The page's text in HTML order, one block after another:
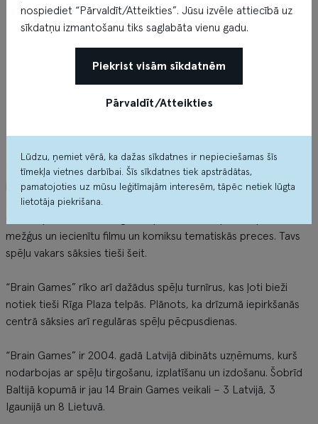
Par veikalu
“Brain Games” – labākais spēļu veikals Latvijā ar patiesi plašu
preču piedāvajumu. Šeit atrodamas spēles bērniem, ģimenēm,
draugu kompānijām, viesībām, kā arī dažādas āra spēles. Brain
mežģus un iecienītu filmu un komiksu tematiskās preces. Tavs
spēļu vakars sāksies tieši šeit.
“Brain Games” rīko arī dažādus spēļu turnīrus, kas ļoti bieži
notiek tieši Rīga Plaza telpās. Plānots, ka drīzumā iepirkšanās
centrā sāksies arī regulāras spēļu pēcpusdienas.
“Brain Games” ir 2004. gadā Latvijā dibināts uzņēmums, kurš
nodarbojas ar spēļu tirgošanu, izplatīšanu un izdošanu. Šobrīd
Baltijā kopumā ir jau 14 Brain Games veikali – 3 Latvijā, 3
Igaunijā un 8 Lietuvā.
nospiediet “Pārvaldīt/Atteikties”. Jūsu izvēle attiecībā uz
sīkdatņu izmantošanu tiks saglabāta vienu gadu.
Piekrist visām sīkdatnēm
Pārvaldīt/Atteikties
Lūdzu, ņemiet vērā, ka dažas sīkdatnes ir nepieciešamas šīs
tīmekļa vietnes darbībai. Šīs sīkdatnes tiek apstrādātas,
pamatojoties uz mūsu leģitīmajām interesēm, tāpēc netiek lūgta
lietotāja piekrišana.